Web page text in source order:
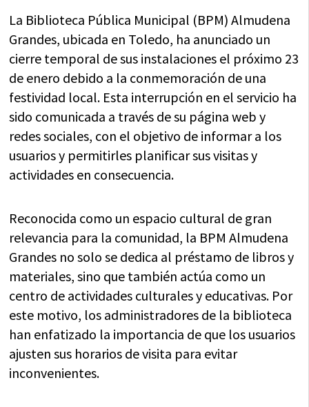
La Biblioteca Pública Municipal (BPM) Almudena
Grandes, ubicada en Toledo, ha anunciado un
cierre temporal de sus instalaciones el próximo 23
de enero debido a la conmemoración de una
festividad local. Esta interrupción en el servicio ha
sido comunicada a través de su página web y
redes sociales, con el objetivo de informar a los
usuarios y permitirles planificar sus visitas y
actividades en consecuencia.
Reconocida como un espacio cultural de gran
relevancia para la comunidad, la BPM Almudena
Grandes no solo se dedica al préstamo de libros y
materiales, sino que también actúa como un
centro de actividades culturales y educativas. Por
este motivo, los administradores de la biblioteca
han enfatizado la importancia de que los usuarios
ajusten sus horarios de visita para evitar
inconvenientes.